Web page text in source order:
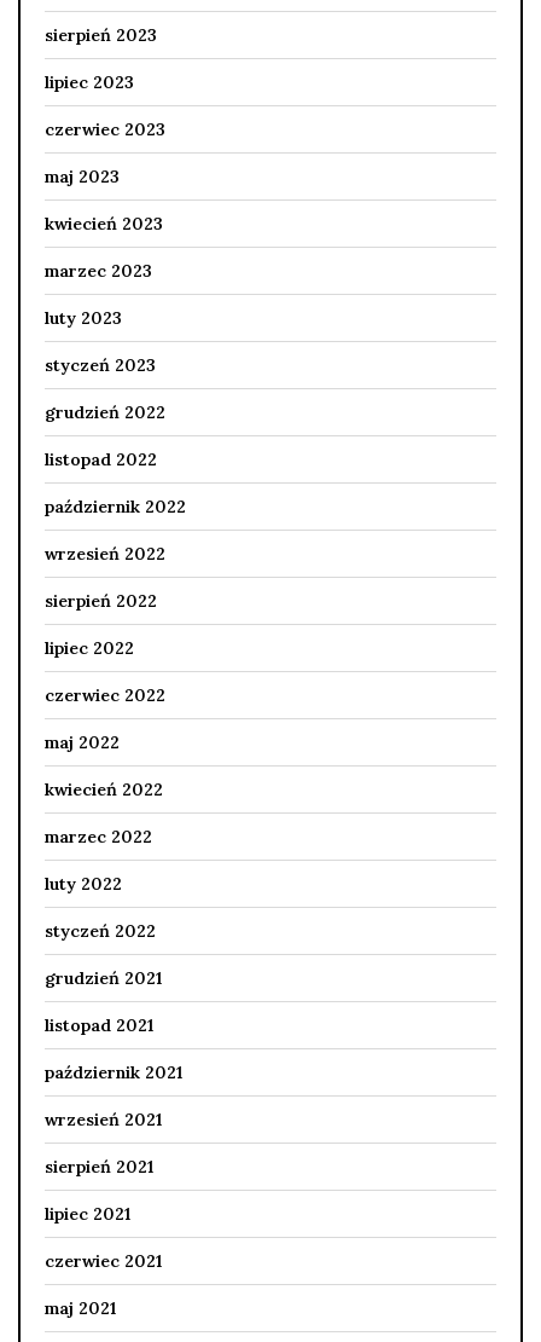
sierpień 2023
lipiec 2023
czerwiec 2023
maj 2023
kwiecień 2023
marzec 2023
luty 2023
styczeń 2023
grudzień 2022
listopad 2022
październik 2022
wrzesień 2022
sierpień 2022
lipiec 2022
czerwiec 2022
maj 2022
kwiecień 2022
marzec 2022
luty 2022
styczeń 2022
grudzień 2021
listopad 2021
październik 2021
wrzesień 2021
sierpień 2021
lipiec 2021
czerwiec 2021
maj 2021